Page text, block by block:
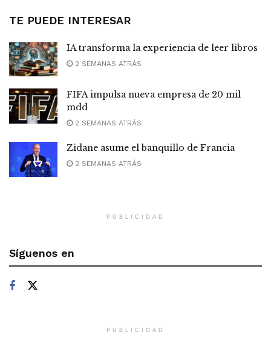
TE PUEDE INTERESAR
IA transforma la experiencia de leer libros
2 SEMANAS ATRÁS
FIFA impulsa nueva empresa de 20 mil
mdd
2 SEMANAS ATRÁS
Zidane asume el banquillo de Francia
2 SEMANAS ATRÁS
PUBLICIDAD
Síguenos en
PUBLICIDAD